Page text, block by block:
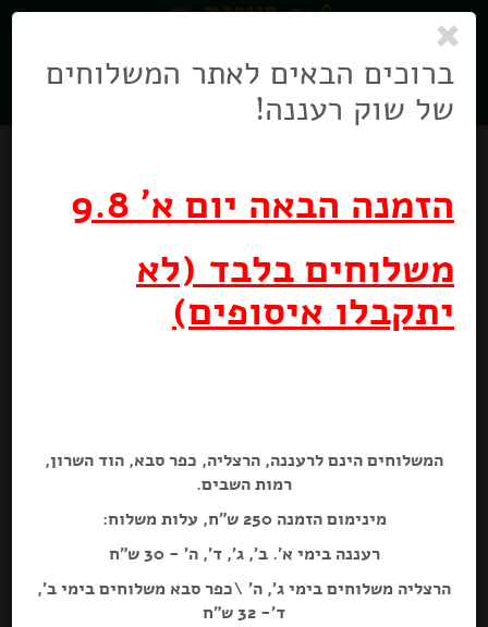
ניווט
בניווט
הוספה+
ברוכים הבאים לאתר המשלוחים
של שוק רעננה!
הזמנה הבאה יום א' 9.8
משלוחים בלבד (לא
יתקבלו איסופים)
המשלוחים הינם לרעננה, הרצליה, כפר סבא, הוד השרון,
רמות השבים.
מינימום הזמנה 250 ש"ח, עלות משלוח:
רעננה בימי א'. ב', ג', ד', ה' - 30 ש"ח
הרצליה משלוחים בימי ג', ה' \כפר סבא משלוחים בימי ב',
ד'- 32 ש"ח